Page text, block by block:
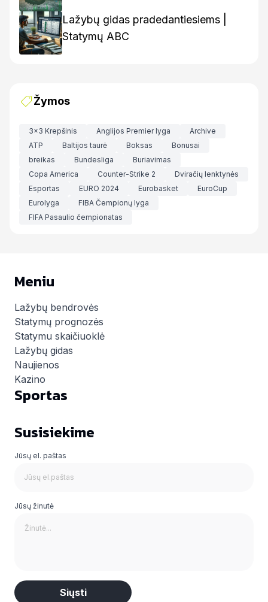
Lažybų gidas pradedantiesiems |
Statymų ABC
Žymos
3x3 Krepšinis Anglijos Premier lyga
Archive
ATP
Baltijos taurė Boksas
Bonusai
breikas
Bundesliga
Buriavimas
Copa America
Counter-Strike 2
Dviračių lenktynės
Esportas
EURO 2024 Eurobasket
EuroCup
Eurolyga
FIBA Čempionų lyga
FIFA Pasaulio čempionatas
Meniu
Lažybų bendrovės
Statymų prognozės
Statymu skaičiuoklė
Lažybų gidas
Naujienos
Kazino
Sportas
Susisiekime
Jūsų el. paštas
Jūsų žinutė